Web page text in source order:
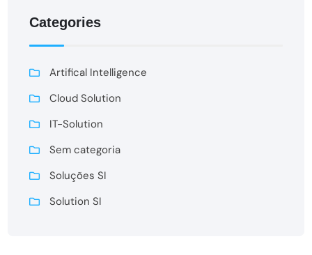
Categories
Artifical Intelligence
Cloud Solution
IT-Solution
Sem categoria
Soluções SI
Solution SI